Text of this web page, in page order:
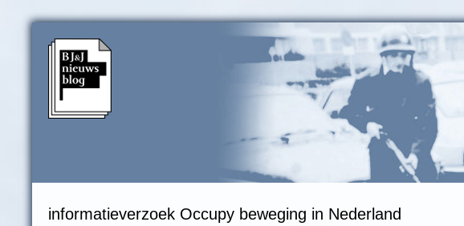
informatieverzoek Occupy beweging in Nederland